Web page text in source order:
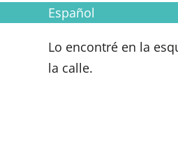
Español
Lo encontré en la
la calle.